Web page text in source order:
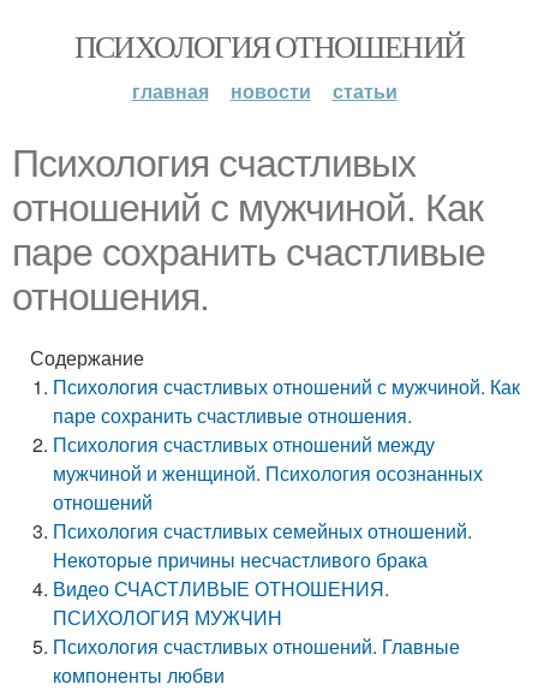
ПСИХОЛОГИЯ ОТНОШЕНИЙ
главная новости статьи
Психология счастливых
отношений с мужчиной. Как
паре сохранить счастливые
отношения.
Содержание
Психология счастливых отношений с мужчиной. Как
паре сохранить счастливые отношения.
Психология счастливых отношений между
мужчиной и женщиной. Психология осознанных
отношений
Психология счастливых семейных отношений.
Некоторые причины несчастливого брака
Видео СЧАСТЛИВЫЕ ОТНОШЕНИЯ.
ПСИХОЛОГИЯ МУЖЧИН
Психология счастливых отношений. Главные
компоненты любви